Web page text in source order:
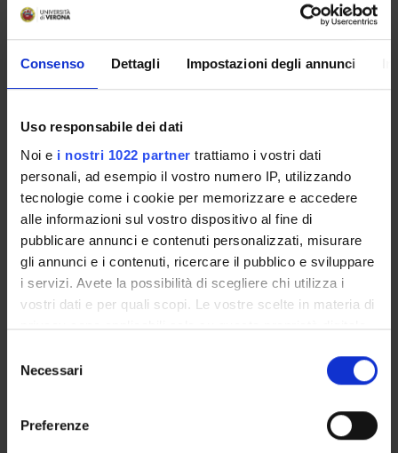
Consenso Dettagli Impostazioni degli annunci
Uso responsabile dei dati
Noi e i nostri 1022 partner trattiamo i vostri dati
personali, ad esempio il vostro numero IP, utilizzando
tecnologie come i cookie per memorizzare e accedere
alle informazioni sul vostro dispositivo al fine di
pubblicare annunci e contenuti personalizzati, misurare
gli annunci e i contenuti, ricercare il pubblico e sviluppare
i servizi. Avete la possibilità di scegliere chi utilizza i
vostri dati e per quali scopi. Le vostre scelte in materia di
privacy sono applicabili solo su questa proprietà digitale
modificare o revocare il proprio consenso in qualsiasi
momento dalla Dichiarazione sui cookie o facendo clic
delNecessari
Preferenze
esterno
Finanziamento:assegnato e gestito dal Dipartimento
Roberto De Marco
Paolo Girardi
Professore a contratto
Pierpaolo Marchetti
Tecnico-Amministrativo
Alessandro Marcon
Professore associato